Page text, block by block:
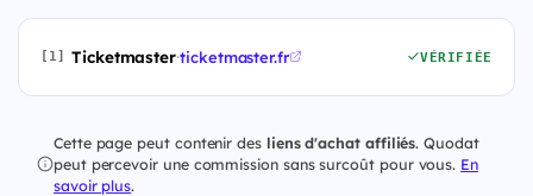
[1] Ticketmaster·ticketmaster.fr VÉRIFIÉE
Cette page peut contenir des liens d'achat affiliés. Quodat
peut percevoir une commission sans surcoût pour vous. En
savoir plus.